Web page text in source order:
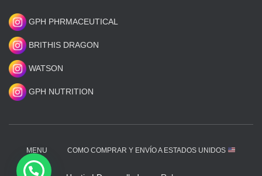
GPH PHRMACEUTICAL
BRITHIS DRAGON
WATSON
GPH NUTRITION
MENU COMO COMPRAR Y ENVÍO A ESTADOS UNIDOS